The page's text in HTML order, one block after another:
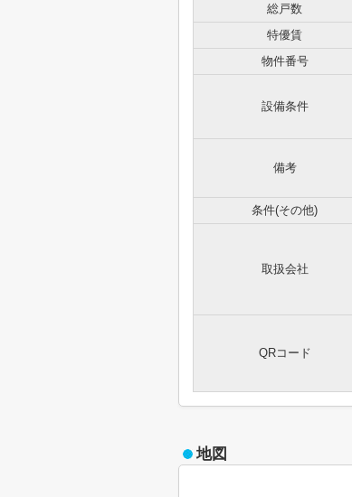
総戸数
特優賃
物件番号
設備条件
備考
条件(その他)
取扱会社
QRコード
地図